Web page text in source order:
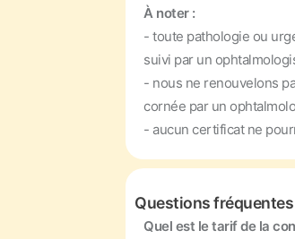
À noter :
- toute pathologie ou
suivi par un
- nous ne renouvelons
cornée par un
- aucun certificat ne
Questions fréquentes
Quel est le tarif de la